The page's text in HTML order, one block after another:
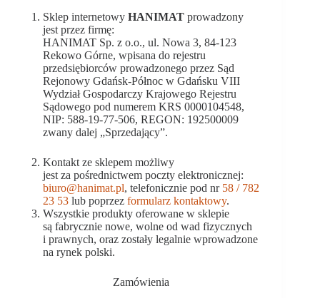
Sklep internetowy HANIMAT prowadzony
jest przez firmę:
HANIMAT Sp. z o.o., ul. Nowa 3, 84-123
Rekowo Górne, wpisana do rejestru
przedsiębiorców prowadzonego przez Sąd
Rejonowy Gdańsk-Północ w Gdańsku VIII
Wydział Gospodarczy Krajowego Rejestru
Sądowego pod numerem KRS 0000104548,
NIP: 588-19-77-506, REGON: 192500009
zwany dalej „Sprzedający”.
Kontakt ze sklepem możliwy
jest za pośrednictwem poczty elektronicznej:
biuro@hanimat.pl, telefonicznie pod nr 58 / 782
23 53 lub poprzez formularz kontaktowy.
Wszystkie produkty oferowane w sklepie
są fabrycznie nowe, wolne od wad fizycznych
i prawnych, oraz zostały legalnie wprowadzone
na rynek polski.
Zamówienia